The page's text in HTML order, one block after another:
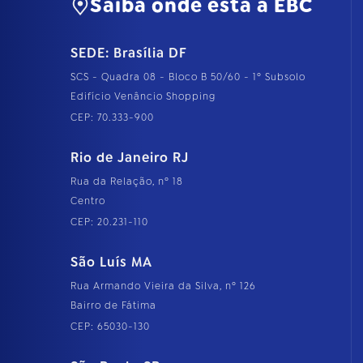
Saiba onde está a EBC
SEDE: Brasília DF
SCS - Quadra 08 - Bloco B 50/60 - 1º Subsolo
Edifício Venâncio Shopping
CEP: 70.333-900
Rio de Janeiro RJ
Rua da Relação, nº 18
Centro
CEP: 20.231-110
São Luís MA
Rua Armando Vieira da Silva, nº 126
Bairro de Fátima
CEP: 65030-130